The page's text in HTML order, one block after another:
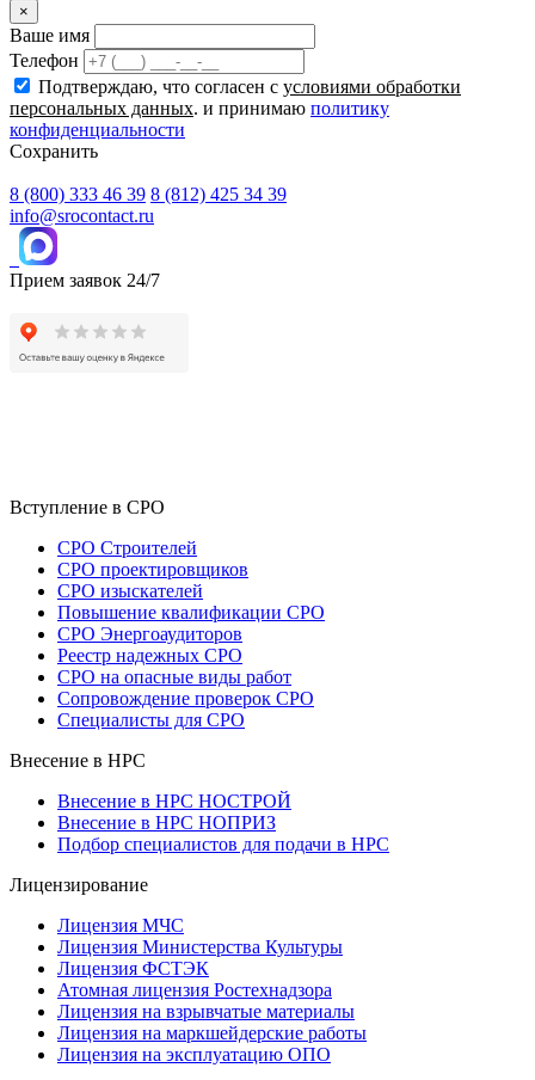
×
Ваше имя
Телефон
Подтверждаю, что согласен с условиями обработки
персональных данных. и принимаю политику
конфиденциальности
Сохранить
8 (800) 333 46 39 8 (812) 425 34 39
info@srocontact.ru
Прием заявок 24/7
Вступление в СРО
СРО Строителей
СРО проектировщиков
СРО изыскателей
Повышение квалификации СРО
СРО Энергоаудиторов
Реестр надежных СРО
СРО на опасные виды работ
Сопровождение проверок СРО
Специалисты для СРО
Внесение в НРС
Внесение в НРС НОСТРОЙ
Внесение в НРС НОПРИЗ
Подбор специалистов для подачи в НРС
Лицензирование
Лицензия МЧС
Лицензия Министерства Культуры
Лицензия ФСТЭК
Атомная лицензия Ростехнадзора
Лицензия на взрывчатые материалы
Лицензия на маркшейдерские работы
Лицензия на эксплуатацию ОПО